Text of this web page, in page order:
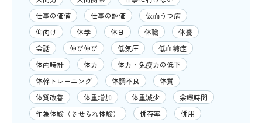
仕事の価値
仕事の評価
仮面うつ病
仰向け
休学 休日 休職
休養
会話
伸び伸び 低気圧
低血糖症
体内時計
体力
体力・免疫力の低下
体幹トレーニング
体調不良
体質
体質改善
体重増加 体重減少
余暇時間
作為体験（させられ体験）
併存率
併用